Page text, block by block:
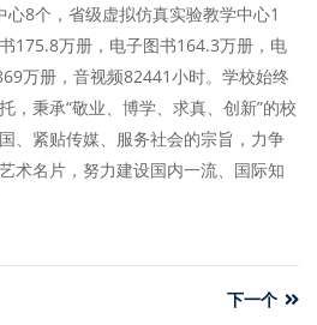
8个，省级虚拟仿真实验教学中心1
175.8万册，电子图书164.3万册，电
万册，音视频82441小时。学校始终
，秉承“敬业、博学、求真、创新”的校
、紧贴传媒、服务社会的宗旨，力争
术名片，努力建设国内一流、国际知
下一个